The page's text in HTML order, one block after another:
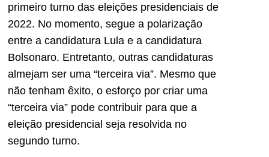
primeiro turno das eleições presidenciais de
2022. No momento, segue a polarização
entre a candidatura Lula e a candidatura
Bolsonaro. Entretanto, outras candidaturas
almejam ser uma “terceira via”. Mesmo que
não tenham êxito, o esforço por criar uma
“terceira via” pode contribuir para que a
eleição presidencial seja resolvida no
segundo turno.